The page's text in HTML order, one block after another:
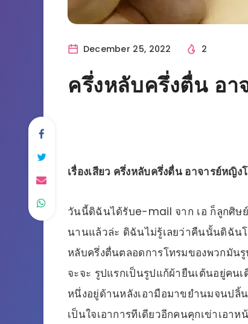
December 25, 2022 2
ครึ่งหลับครึ่งตื่น อา
เรื่องเสียว ครึ่งหลับครึ่งตื่น อาจารย์หญิง
วันนี้ดิฉันได้รับe-mail จาก เอ ก็ลูกศิษ
นานแล้วล่ะ ดิฉันไม่รู้เลยว่าคืนนั้นดิฉัน
หลับครึ่งตื่นตลอดการโทรมของพวกมัน
จะจะ รูปแรกเป็นรูปแก้ผ้ายืนเต้นอยู่ค
หนึ่งอยู่ด้านหลังเอามือมาขยำนมจนป
เป็นใจเอาการทีเดียวอีกคนคุกเข่าเอ